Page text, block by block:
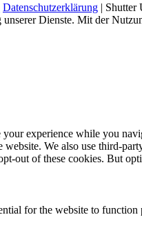
Datenschutzerklärung | Shutter
Dienste. Mit der
experience while you
We also use third-
out of these cookies. But
for the website to